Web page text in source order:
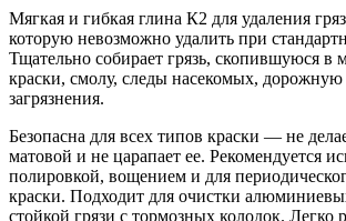
Мягкая и гибкая глина К2 для удаления
которую невозможно удалить при
Тщательно собирает грязь, скопившуюся в
краски, смолу, следы насекомых, дорожную
загрязнения.
Безопасна для всех типов краски — не
матовой и не царапает ее. Рекомендуется
полировкой, вощением и для
краски. Подходит для очистки
стойкой грязи с тормозных колодок. Легко